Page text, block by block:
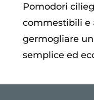
Pomodori
commestibili e
germogliare
semplice ed